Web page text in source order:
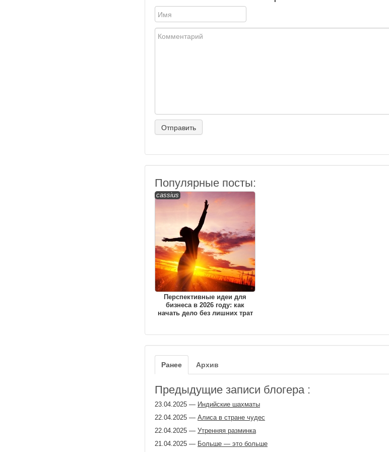
Популярные посты:
cassius
Перспективные идеи для
бизнеса в 2026 году: как
начать дело без лишних трат
Ранее Архив
Предыдущие записи блогера :
23.04.2025 — Индийские шахматы
22.04.2025 — Алиса в стране чудес
22.04.2025 — Утренняя разминка
21.04.2025 — Больше — это больше